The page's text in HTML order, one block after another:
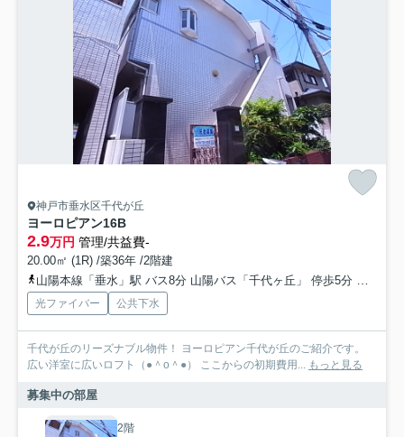
神戸市垂水区千代が丘
ヨーロピアン16B
2.9万円 管理/共益費-
20.00㎡ (1R) /築36年 /2階建
山陽本線「垂水」駅 バス8分 山陽バス「千代ヶ丘」 停歩5分
山陽電
光ファイバー 公共下水
千代が丘のリーズナブル物件！ ヨーロピアン千代が丘のご紹介です。
広い洋室に広いロフト（●＾o＾●） ここからの初期費用... もっと見る
募集中の部屋
2階